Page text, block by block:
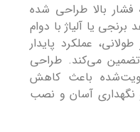
فشار بالا طراحی شده
یا آلیاژ با دوام
عملکرد پایدار
می‌کند. طراحی
باعث کاهش
نگهداری آسان و نصب